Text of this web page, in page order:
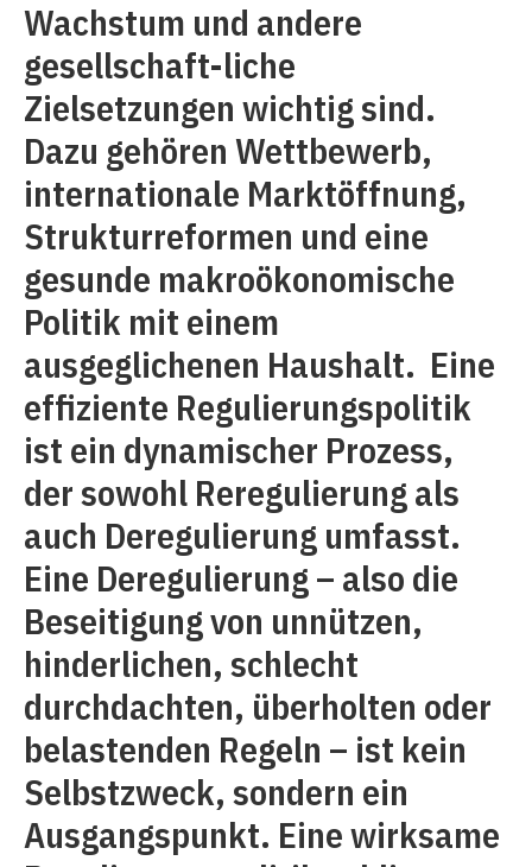
Wachstum und andere
gesellschaft-liche
Zielsetzungen wichtig sind.
Dazu gehören Wettbewerb,
internationale Marktöffnung,
Strukturreformen und eine
gesunde makroökonomische
Politik mit einem
ausgeglichenen Haushalt. Eine
effiziente Regulierungspolitik
ist ein dynamischer Prozess,
der sowohl Reregulierung als
auch Deregulierung umfasst.
Eine Deregulierung – also die
Beseitigung von unnützen,
hinderlichen, schlecht
durchdachten, überholten oder
belastenden Regeln – ist kein
Selbstzweck, sondern ein
Ausgangspunkt. Eine wirksame